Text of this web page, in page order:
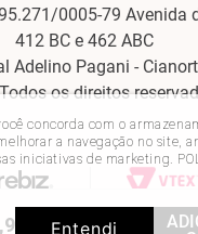
concorda com o
a navegação no site,
iniciativas de marketing.
Entendi
,96 60% OFF
0005-79 Avenida
412 BC e 462 ABC
Adelino Pagani -
os direitos